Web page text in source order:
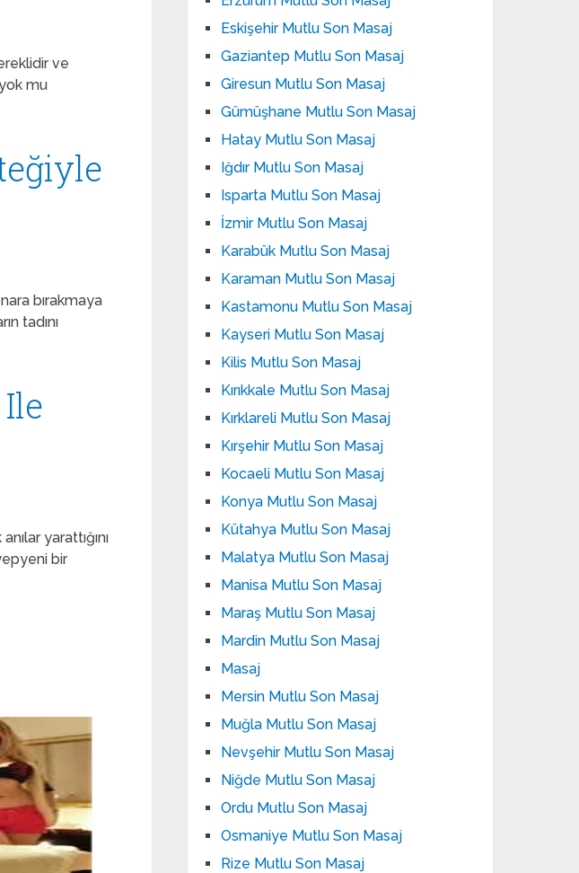
ve
mu
bırakmaya
tadını
yarattığını
bir
Eskişehir Mutlu Son Masaj
Gaziantep Mutlu Son Masaj
Giresun Mutlu Son Masaj
Gümüşhane Mutlu Son Masaj
Hatay Mutlu Son Masaj
Iğdır Mutlu Son Masaj
Isparta Mutlu Son Masaj
İzmir Mutlu Son Masaj
Karabük Mutlu Son Masaj
Karaman Mutlu Son Masaj
Kastamonu Mutlu Son Masaj
Kayseri Mutlu Son Masaj
Kilis Mutlu Son Masaj
Kırıkkale Mutlu Son Masaj
Kırklareli Mutlu Son Masaj
Kırşehir Mutlu Son Masaj
Kocaeli Mutlu Son Masaj
Konya Mutlu Son Masaj
Kütahya Mutlu Son Masaj
Malatya Mutlu Son Masaj
Manisa Mutlu Son Masaj
Maraş Mutlu Son Masaj
Mardin Mutlu Son Masaj
Masaj
Mersin Mutlu Son Masaj
Muğla Mutlu Son Masaj
Nevşehir Mutlu Son Masaj
Niğde Mutlu Son Masaj
Ordu Mutlu Son Masaj
Osmaniye Mutlu Son Masaj
Rize Mutlu Son Masaj